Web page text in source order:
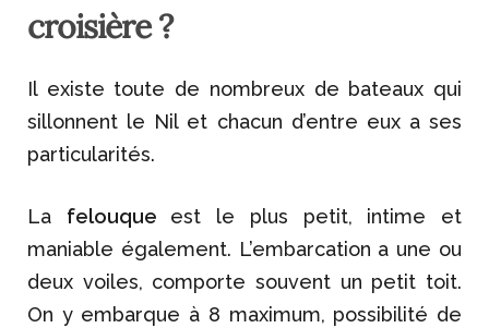
croisière ?
Il existe toute de nombreux de bateaux qui
sillonnent le Nil et chacun d’entre eux a ses
particularités.
La felouque est le plus petit, intime et
maniable également. L’embarcation a une ou
deux voiles, comporte souvent un petit toit.
On y embarque à 8 maximum, possibilité de